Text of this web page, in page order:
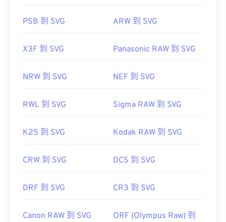
PSB 到 SVG ARW 到 SVG
X3F 到 SVG Panasonic RAW 到 SVG
NRW 到 SVG NEF 到 SVG
RWL 到 SVG Sigma RAW 到 SVG
K25 到 SVG Kodak RAW 到 SVG
CRW 到 SVG DCS 到 SVG
DRF 到 SVG CR3 到 SVG
Canon RAW 到 SVG
ORF (Olympus Raw) 到